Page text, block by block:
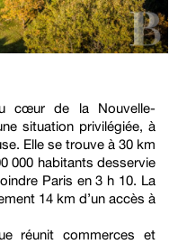
cœur de la Nouvelle-
situation privilégiée, à
Elle se trouve à 30 km
000 habitants desservie
Paris en 3 h 10. La
14 km d’un accès à
réunit commerces et